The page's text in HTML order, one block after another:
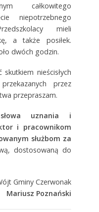
całkowitego
niepotrzebnego
mieli
a także posiłek.
dwóch godzin.
nieścisłych
przez
przepraszam.
uznania i
i pracownikom
służbom za
dostosowaną do
Gminy Czerwonak
Mariusz Poznański